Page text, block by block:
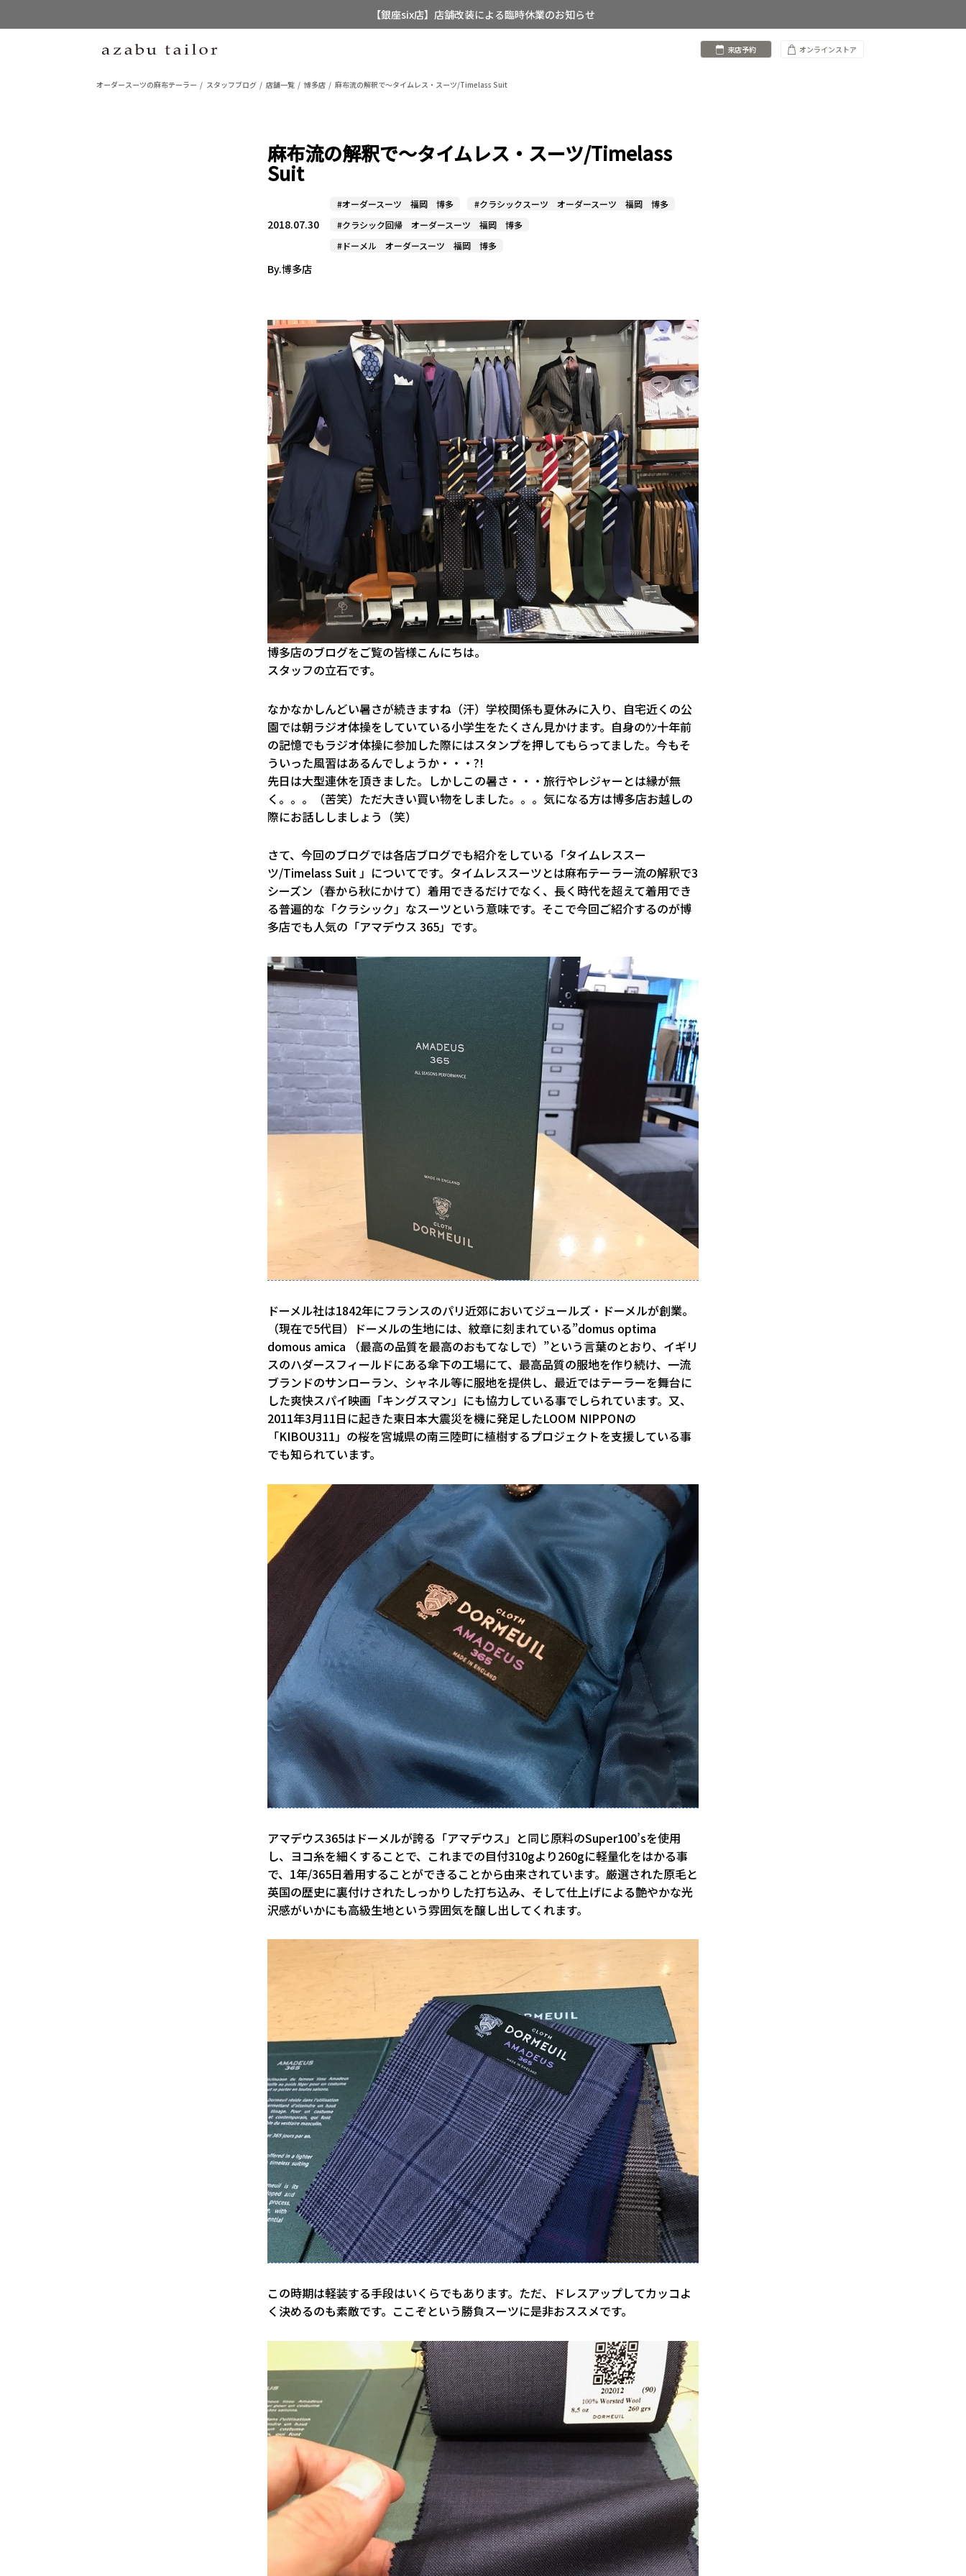
【店舗限定】レディースオーダースーツ
来店予約 オンラインストア
オーダースーツの麻布テーラー スタッフブログ 店舗一覧 博多店 麻布流の解釈で～タイムレス・スーツ/Timelass Suit
麻布流の解釈で～タイムレス・スーツ/Timelass
Suit
2018.07.30
#オーダースーツ 福岡 博多
#クラシックスーツ オーダースーツ 福岡 博多
#クラシック回帰 オーダースーツ 福岡 博多
#ドーメル オーダースーツ 福岡 博多
By.博多店
博多店のブログをご覧の皆様こんにちは。
スタッフの立石です。
なかなかしんどい暑さが続きますね（汗）学校関係も夏休みに入り、自宅近くの公
園では朝ラジオ体操をしていている小学生をたくさん見かけます。自身のｳﾝ十年前
の記憶でもラジオ体操に参加した際にはスタンプを押してもらってました。今もそ
ういった風習はあるんでしょうか・・・?!
先日は大型連休を頂きました。しかしこの暑さ・・・旅行やレジャーとは縁が無
く。。。（苦笑）ただ大きい買い物をしました。。。気になる方は博多店お越しの
際にお話ししましょう（笑）
さて、今回のブログでは各店ブログでも紹介をしている「タイムレススー
ツ/Timelass Suit 」についてです。タイムレススーツとは麻布テーラー流の解釈で3
シーズン（春から秋にかけて）着用できるだけでなく、長く時代を超えて着用でき
る普遍的な「クラシック」なスーツという意味です。そこで今回ご紹介するのが博
多店でも人気の「アマデウス 365」です。
ドーメル社は1842年にフランスのパリ近郊においてジュールズ・ドーメルが創業。
（現在で5代目）ドーメルの生地には、紋章に刻まれている”domus optima
domous amica （最高の品質を最高のおもてなしで）”という言葉のとおり、イギリ
スのハダースフィールドにある傘下の工場にて、最高品質の服地を作り続け、一流
ブランドのサンローラン、シャネル等に服地を提供し、最近ではテーラーを舞台に
した爽快スパイ映画「キングスマン」にも協力している事でしられています。又、
2011年3月11日に起きた東日本大震災を機に発足したLOOM NIPPONの
「KIBOU311」の桜を宮城県の南三陸町に植樹するプロジェクトを支援している事
でも知られています。
アマデウス365はドーメルが誇る「アマデウス」と同じ原料のSuper100’sを使用
し、ヨコ糸を細くすることで、これまでの目付310gより260gに軽量化をはかる事
で、1年/365日着用することができることから由来されています。厳選された原毛と
英国の歴史に裏付けされたしっかりした打ち込み、そして仕上げによる艶やかな光
沢感がいかにも高級生地という雰囲気を醸し出してくれます。
この時期は軽装する手段はいくらでもあります。ただ、ドレスアップしてカッコよ
く決めるのも素敵です。ここぞという勝負スーツに是非おススメです。